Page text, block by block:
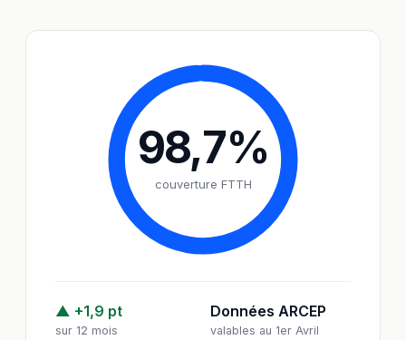
98,7%
couverture FTTH
▲ +1,9 pt
sur 12 mois
Données ARCEP
valables au 1er Avril